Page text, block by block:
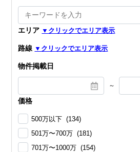
エリア
路線
物件掲載日
～
価格
500万以下 (134)
501万〜700万 (181)
701万〜1000万 (154)